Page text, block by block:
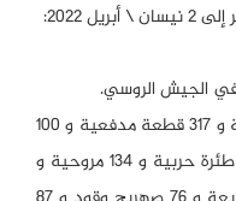
تم تدمير 631 دبابة و 1776 آلية عسكرية و 317 قطعة مدفعية و 100
راجمة و 54 منظومة دفاع جوي و 143 طئرة حربية و 134 مروحية و